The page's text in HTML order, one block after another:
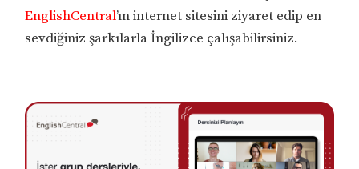
EnglishCentral’ın internet sitesini ziyaret edip en
sevdiğiniz şarkılarla İngilizce çalışabilirsiniz.